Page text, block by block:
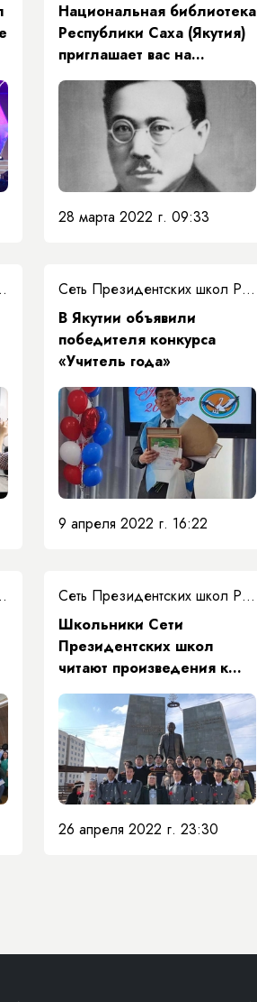
Национальная библиотека
Республики Саха (Якутия)
приглашает вас на
конференцию,
посвященную выдающему
государственному и
политическому деятелю
ЯАССР, кандидату
экономических наук
Исидору Никифоровичу
Барахову
28 марта 2022 г. 09:33
РС(Я)
Сеть Президентских школ РС(Я)
​В Якутии объявили
победителя конкурса
«Учитель года»
9 апреля 2022 г. 16:22
РС(Я)
Сеть Президентских школ РС(Я)
Школьники Сети
Президентских школ
читают произведения к
100-летию Якутской АССР
26 апреля 2022 г. 23:30